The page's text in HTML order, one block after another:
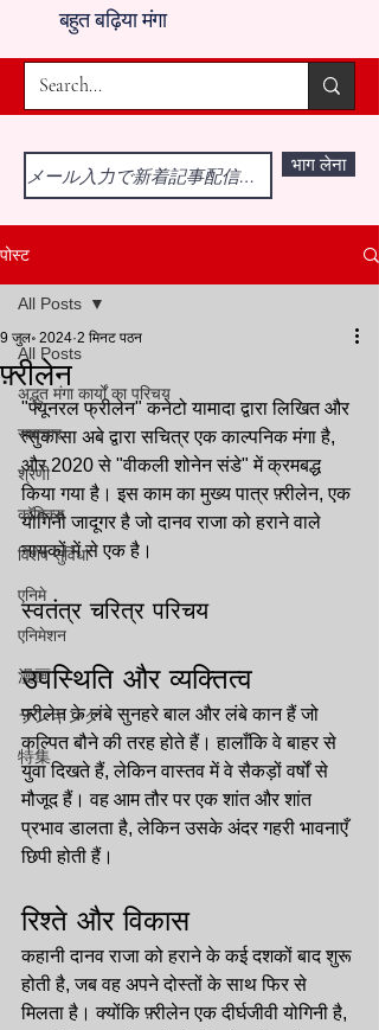
बहुत बढ़िया मंगा
भाग लेना
पोस्ट
All Posts
अद्भुत मंगा कार्यों का परिचय
समाचार
श्रेणी
कॉमिक्स
विशेष सुविधा
एनिमे
एनिमेशन
漫画
ランキング
特集
All Posts
फ़्रीलेन
9 जुल॰ 2024 2 मिनट पठन
"फ्यूनरल फ्रीलेन" कनेटो यामादा द्वारा लिखित और
त्सुकासा अबे द्वारा सचित्र एक काल्पनिक मंगा है,
और 2020 से "वीकली शोनेन संडे" में क्रमबद्ध
किया गया है। इस काम का मुख्य पात्र फ़्रीलेन, एक
योगिनी जादूगर है जो दानव राजा को हराने वाले
नायकों में से एक है।
स्वतंत्र चरित्र परिचय
उपस्थिति और व्यक्तित्व
फ़्रीलेन के लंबे सुनहरे बाल और लंबे कान हैं जो
कल्पित बौने की तरह होते हैं। हालाँकि वे बाहर से
युवा दिखते हैं, लेकिन वास्तव में वे सैकड़ों वर्षों से
मौजूद हैं। वह आम तौर पर एक शांत और शांत
प्रभाव डालता है, लेकिन उसके अंदर गहरी भावनाएँ
छिपी होती हैं।
रिश्ते और विकास
कहानी दानव राजा को हराने के कई दशकों बाद शुरू
होती है, जब वह अपने दोस्तों के साथ फिर से
मिलता है। क्योंकि फ़्रीलेन एक दीर्घजीवी योगिनी है,